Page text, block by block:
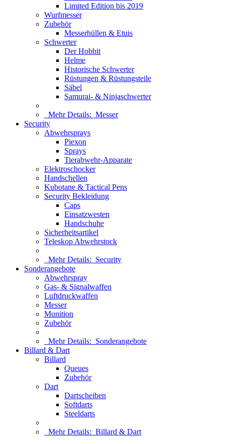
Limited Edition bis 2019
Wurfmesser
Zubehör
Messerhüllen & Etuis
Schwerter
Der Hobbit
Helme
Historische Schwerter
Rüstungen & Rüstungsteile
Säbel
Samurai- & Ninjaschwerter
Mehr Details: Messer
Security
Abwehrsprays
Piexon
Sprays
Tierabwehr-Apparate
Elektroschocker
Handschellen
Kubotane & Tactical Pens
Security Bekleidung
Caps
Einsatzwesten
Handschuhe
Sicherheitsartikel
Teleskop Abwehrstock
Mehr Details: Security
Sonderangebote
Abwehrspray
Gas- & Signalwaffen
Luftdruckwaffen
Messer
Munition
Zubehör
Mehr Details: Sonderangebote
Billard & Dart
Billard
Queues
Zubehör
Dart
Dartscheiben
Softdarts
Steeldarts
Mehr Details: Billard & Dart